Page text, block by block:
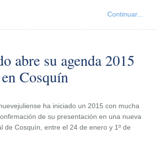
Continuar...
abre su agenda 2015
Cosquín
ha iniciado un 2015 con mucha
de su presentación en una nueva
de Cosquín, entre el 24 de enero y 1º de